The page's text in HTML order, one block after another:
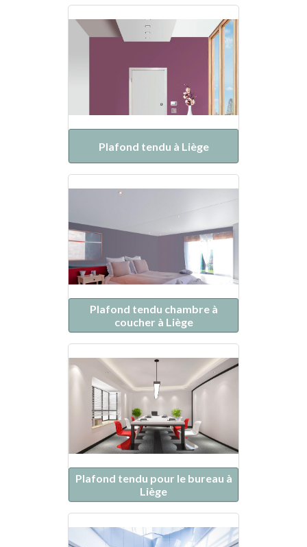
Plafond tendu à Liège
Plafond tendu chambre à
coucher à Liège
Plafond tendu pour le bureau à
Liège